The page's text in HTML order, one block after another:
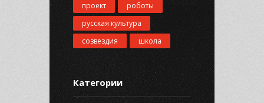
проект
роботы
русская культура
созвездия
школа
Категории